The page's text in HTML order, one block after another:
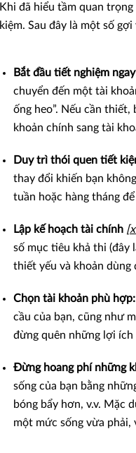
Khi đã hiểu tầm quan
kiệm. Sau đây là một số gợi
Bắt đầu tiết nghiệm
chuyển đến một tài
ống heo”. Nếu cần
khoản chính sang tài
Duy trì thói quen tiết
thay đổi khiến bạn
tuần hoặc hàng tháng
Lập kế hoạch tài chính
số mục tiêu khả thi (đây
thiết yếu và khoản dùng
Chọn tài khoản phù hợp:
cầu của bạn, cũng như
đừng quên những lợi ích
Đừng hoang phí những
sống của bạn bằng
bóng bẩy hơn, v.v. Mặc
một mức sống vừa phải,